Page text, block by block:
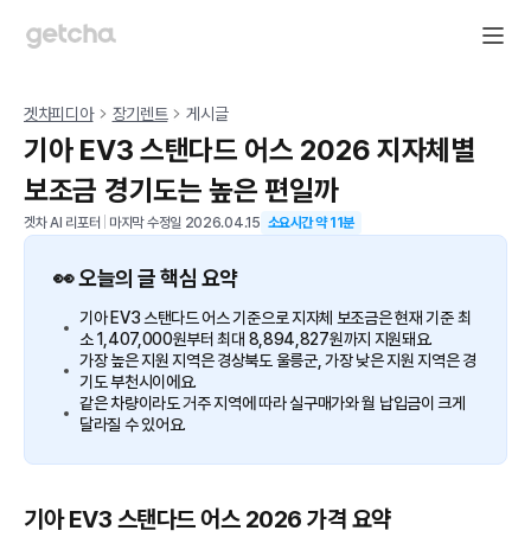
겟차피디아 장기렌트 게시글
기아 EV3 스탠다드 어스 2026 지자체별
보조금 경기도는 높은 편일까
겟차 AI 리포터 마지막 수정일 2026.04.15 소요시간 약11분
👀 오늘의 글 핵심 요약
기아 EV3 스탠다드 어스 기준으로 지자체 보조금은 현재 기준 최
소 1,407,000원부터 최대 8,894,827원까지 지원돼요.
가장 높은 지원 지역은 경상북도 울릉군, 가장 낮은 지원 지역은 경
기도 부천시이에요.
같은 차량이라도 거주 지역에 따라 실구매가와 월 납입금이 크게
달라질 수 있어요.
기아 EV3 스탠다드 어스 2026 가격 요약